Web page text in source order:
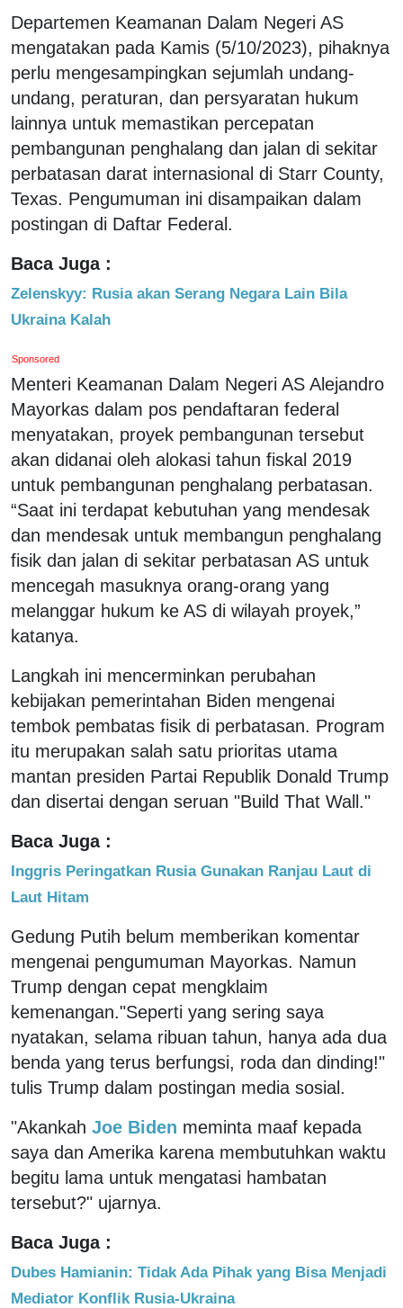
Departemen Keamanan Dalam Negeri AS
mengatakan pada Kamis (5/10/2023), pihaknya
perlu mengesampingkan sejumlah undang-
undang, peraturan, dan persyaratan hukum
lainnya untuk memastikan percepatan
pembangunan penghalang dan jalan di sekitar
perbatasan darat internasional di Starr County,
Texas. Pengumuman ini disampaikan dalam
postingan di Daftar Federal.
Baca Juga :
Zelenskyy: Rusia akan Serang Negara Lain Bila
Ukraina Kalah
Sponsored
Menteri Keamanan Dalam Negeri AS Alejandro
Mayorkas dalam pos pendaftaran federal
menyatakan, proyek pembangunan tersebut
akan didanai oleh alokasi tahun fiskal 2019
untuk pembangunan penghalang perbatasan.
“Saat ini terdapat kebutuhan yang mendesak
dan mendesak untuk membangun penghalang
fisik dan jalan di sekitar perbatasan AS untuk
mencegah masuknya orang-orang yang
melanggar hukum ke AS di wilayah proyek,”
katanya.
Langkah ini mencerminkan perubahan
kebijakan pemerintahan Biden mengenai
tembok pembatas fisik di perbatasan. Program
itu merupakan salah satu prioritas utama
mantan presiden Partai Republik Donald Trump
dan disertai dengan seruan "Build That Wall."
Baca Juga :
Inggris Peringatkan Rusia Gunakan Ranjau Laut di
Laut Hitam
Gedung Putih belum memberikan komentar
mengenai pengumuman Mayorkas. Namun
Trump dengan cepat mengklaim
kemenangan."Seperti yang sering saya
nyatakan, selama ribuan tahun, hanya ada dua
benda yang terus berfungsi, roda dan dinding!"
tulis Trump dalam postingan media sosial.
"Akankah Joe Biden meminta maaf kepada
saya dan Amerika karena membutuhkan waktu
begitu lama untuk mengatasi hambatan
tersebut?" ujarnya.
Baca Juga :
Dubes Hamianin: Tidak Ada Pihak yang Bisa Menjadi
Mediator Konflik Rusia-Ukraina